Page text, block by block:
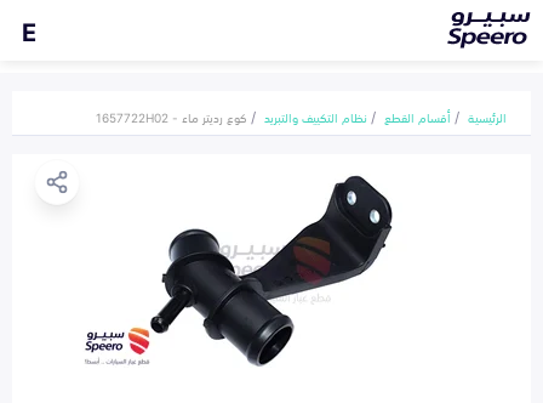
E
الرئيسية أقسام القطع نظام التكييف والتبريد كوع رديتر ماء - 1657722H02